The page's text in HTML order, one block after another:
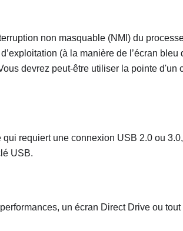
non masquable (NMI) du
(à la manière de l’écran
devrez peut-être utiliser la pointe d'un
requiert une connexion USB 2.0 ou
USB.
un écran Direct Drive ou